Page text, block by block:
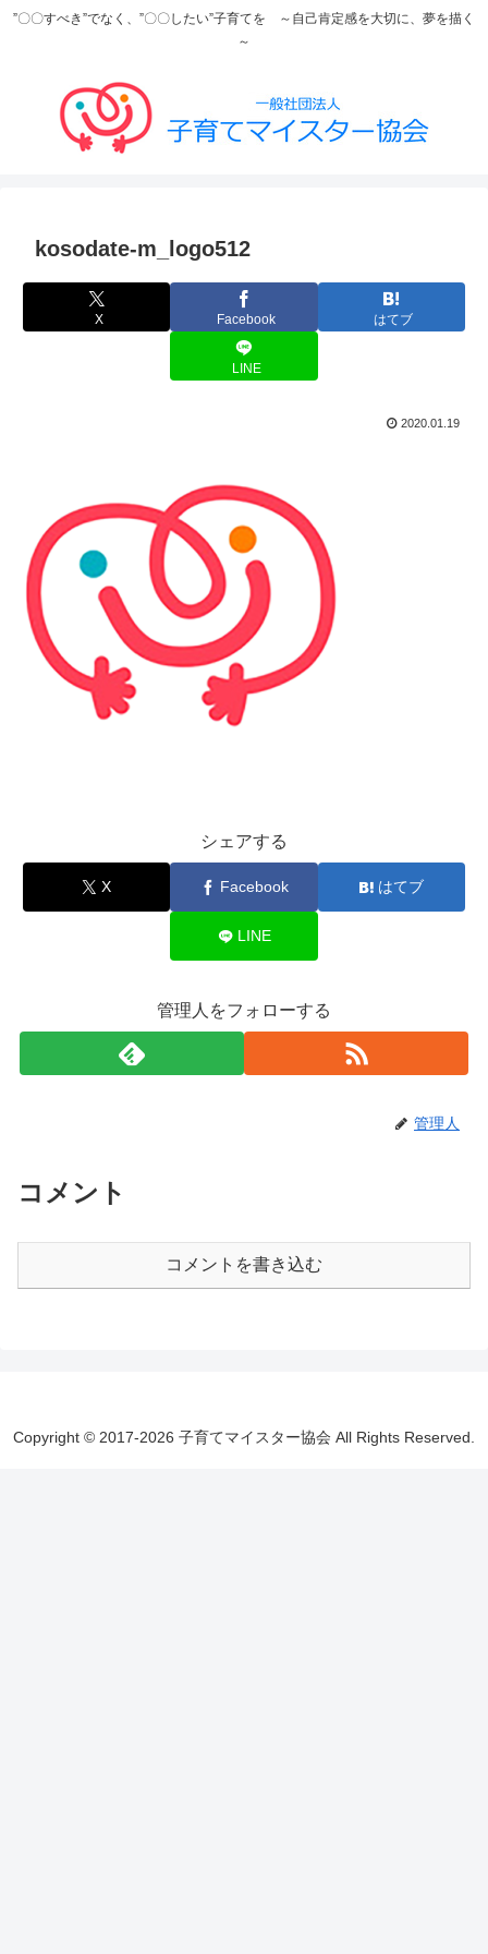
”〇〇すべき”でなく、”〇〇したい”子育てを ～自己肯定感を大切に、夢を描く
～
kosodate-m_logo512
X Facebook はてブ
LINE
2020.01.19
シェアする
X Facebook はてブ
LINE
管理人をフォローする
管理人
コメント
コメントを書き込む
Copyright © 2017-2026 子育てマイスター協会 All Rights Reserved.